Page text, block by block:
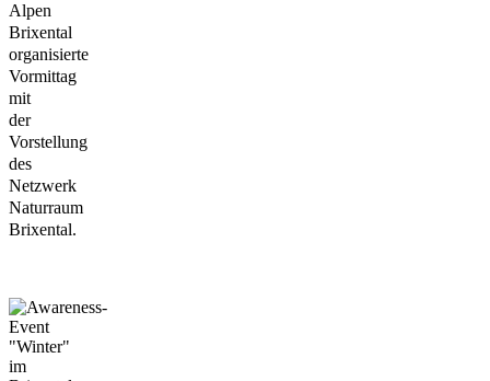
Alpen
Brixental
organisierte
Vormittag
mit
der
Vorstellung
des
Netzwerk
Naturraum
Brixental.